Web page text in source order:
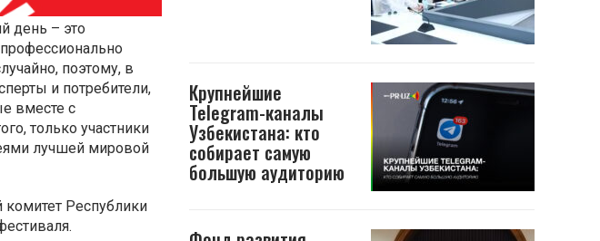
день – это
поэтому, в
и потребители,
вместе с
только участники
лучшей мировой
Республики
Крупнейшие
Telegram-каналы
Узбекистана: кто
собирает самую
большую аудиторию